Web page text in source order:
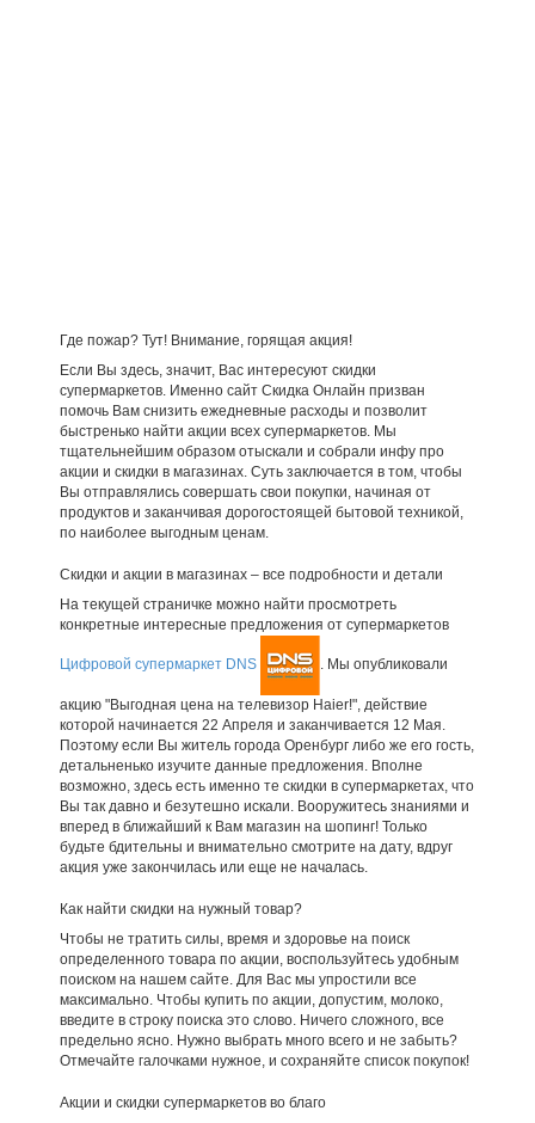
Где пожар? Тут! Внимание, горящая акция!
Если Вы здесь, значит, Вас интересуют скидки
супермаркетов. Именно сайт Скидка Онлайн призван
помочь Вам снизить ежедневные расходы и позволит
быстренько найти акции всех супермаркетов. Мы
тщательнейшим образом отыскали и собрали инфу про
акции и скидки в магазинах. Суть заключается в том, чтобы
Вы отправлялись совершать свои покупки, начиная от
продуктов и заканчивая дорогостоящей бытовой техникой,
по наиболее выгодным ценам.
Скидки и акции в магазинах – все подробности и детали
На текущей страничке можно найти просмотреть
конкретные интересные предложения от супермаркетов
Цифровой супермаркет DNS . Мы опубликовали
акцию "Выгодная цена на телевизор Haier!", действие
которой начинается 22 Апреля и заканчивается 12 Мая.
Поэтому если Вы житель города Оренбург либо же его гость,
детальненько изучите данные предложения. Вполне
возможно, здесь есть именно те скидки в супермаркетах, что
Вы так давно и безутешно искали. Вооружитесь знаниями и
вперед в ближайший к Вам магазин на шопинг! Только
будьте бдительны и внимательно смотрите на дату, вдруг
акция уже закончилась или еще не началась.
Как найти скидки на нужный товар?
Чтобы не тратить силы, время и здоровье на поиск
определенного товара по акции, воспользуйтесь удобным
поиском на нашем сайте. Для Вас мы упростили все
максимально. Чтобы купить по акции, допустим, молоко,
введите в строку поиска это слово. Ничего сложного, все
предельно ясно. Нужно выбрать много всего и не забыть?
Отмечайте галочками нужное, и сохраняйте список покупок!
Акции и скидки супермаркетов во благо